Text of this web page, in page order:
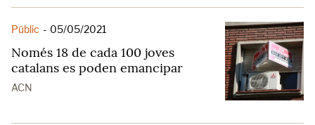
Públic - 05/05/2021
Només 18 de cada 100 joves
catalans es poden emancipar
ACN